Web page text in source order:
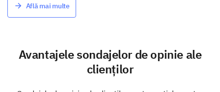
Află mai multe
Avantajele sondajelor de opinie ale
clienților